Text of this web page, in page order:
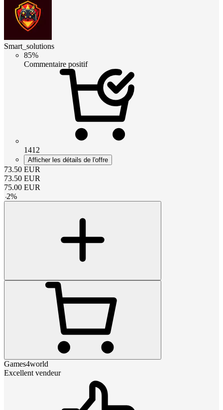
Smart_solutions
85%
Commentaire positif
1412
Afficher les détails de l'offre
73.50 EUR
73.50 EUR
75.00 EUR
-2%
Games4world
Excellent vendeur